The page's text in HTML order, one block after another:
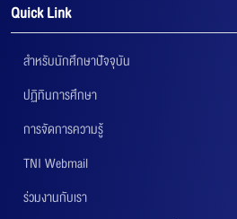
Quick Link
สำหรับนักศึกษาปัจจุบัน
ปฏิทินการศึกษา
การจัดการความรู้
TNI Webmail
ร่วมงานกับเรา